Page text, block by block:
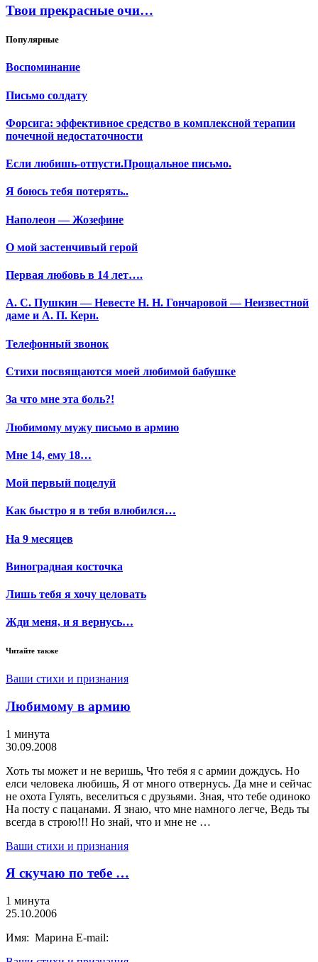
Твои прекрасные очи…
Популярные
Воспоминание
Письмо солдату
Форсига: эффективное средство в комплексной терапии
почечной недостаточности
Если любишь-отпусти.Прощальное письмо.
Я боюсь тебя потерять..
Наполеон — Жозефине
О мой застенчивый герой
Первая любовь в 14 лет….
А. С. Пушкин — Невесте Н. Н. Гончаровой — Неизвестной
даме и А. П. Керн.
Телефонный звонок
Стихи посвящаются моей любимой бабушке
За что мне эта боль?!
Любимому мужу письмо в армию
Мне 14, ему 18…
Мой первый поцелуй
Как быстро я в тебя влюбился…
На 9 месяцев
Виноградная косточка
Лишь тебя я хочу целовать
Жди меня, и я вернусь…
Читайте также
Ваши стихи и признания
Любимому в армию
1 минута
30.09.2008
Хоть ты может и не веришь, Что тебя я с армии дождусь. Но
елси человека любишь, Я от много отвернусь. Да мне и сейчас
не охота Гулять, веселиться с друзьями. Зная, что тебе одиноко
На посту с пацанами. Я знаю, что мне намного легче, Ведь ты
всегда в строю!!! Но знай, что и мне не …
Ваши стихи и признания
Я скучаю по тебе …
1 минута
25.10.2006
Имя: Марина E-mail: